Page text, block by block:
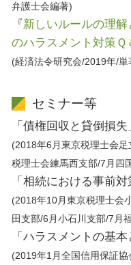
弁護士会編著)
『 新しいルールの理
のハラスメント対策Ｑ
(経済法令研究会/2019年/単
セミナー等
「債権回収と貸倒損失
(2018年6月東京税理士会
税理士会練馬西支部/7月四
「相続における事前対
(2018年10月東京税理士会
田支部/6月小石川支部/7月
「ハラスメントの基
(2019年1月全国信用保証協